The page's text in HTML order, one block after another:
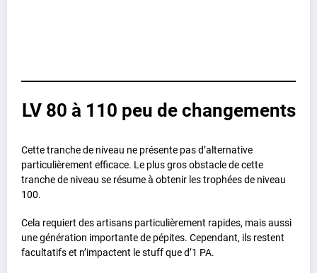
LV 80 à 110 peu de changements
Cette tranche de niveau ne présente pas d’alternative
particulièrement efficace. Le plus gros obstacle de cette
tranche de niveau se résume à obtenir les trophées de niveau
100.
Cela requiert des artisans particulièrement rapides, mais aussi
une génération importante de pépites. Cependant, ils restent
facultatifs et n’impactent le stuff que d’1 PA.